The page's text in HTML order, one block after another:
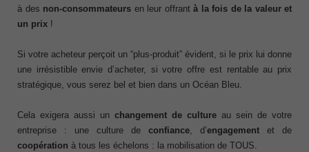
à des non-consommateurs en leur offrant à la fois de la valeur et
un prix !
Si votre acheteur perçoit un “plus-produit” évident, si le prix lui donne
une irrésistible envie d’acheter, si votre offre est rentable au prix
stratégique, vous serez bel et bien dans un Océan Bleu.
Cela exigera aussi un changement de culture au sein de votre
entreprise : une culture de confiance, d’engagement et de
coopération à tous les échelons : la mobilisation de TOUS.